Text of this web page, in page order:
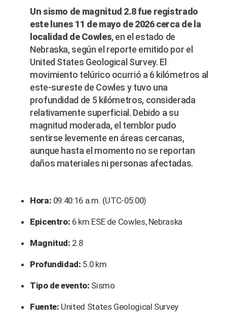
Un sismo de magnitud 2.8 fue registrado
este lunes 11 de mayo de 2026 cerca de la
localidad de Cowles, en el estado de
Nebraska, según el reporte emitido por el
United States Geological Survey. El
movimiento telúrico ocurrió a 6 kilómetros al
este-sureste de Cowles y tuvo una
profundidad de 5 kilómetros, considerada
relativamente superficial. Debido a su
magnitud moderada, el temblor pudo
sentirse levemente en áreas cercanas,
aunque hasta el momento no se reportan
daños materiales ni personas afectadas.
Hora: 09:40:16 a.m. (UTC-05:00)
Epicentro: 6 km ESE de Cowles, Nebraska
Magnitud: 2.8
Profundidad: 5.0 km
Tipo de evento: Sismo
Fuente: United States Geological Survey